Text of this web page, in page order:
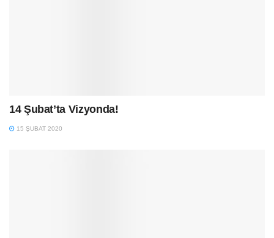
14 Şubat’ta Vizyonda!
15 ŞUBAT 2020